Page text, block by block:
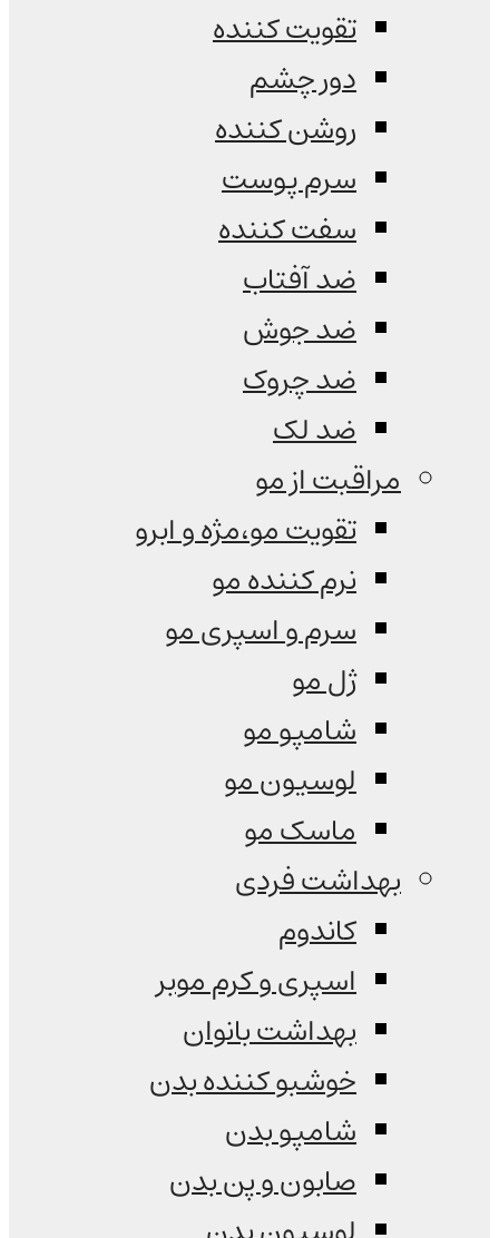
تقویت کننده
دور چشم
روشن کننده
سرم پوست
سفت کننده
ضد آفتاب
ضد جوش
ضد چروک
ضد لک
مراقبت از مو
تقویت مو،مژه و ابرو
نرم کننده مو
سرم و اسپری مو
ژل مو
شامپو مو
لوسیون مو
ماسک مو
بهداشت فردی
کاندوم
اسپری و کرم موبر
بهداشت بانوان
خوشبو کننده بدن
شامپو بدن
صابون و پن بدن